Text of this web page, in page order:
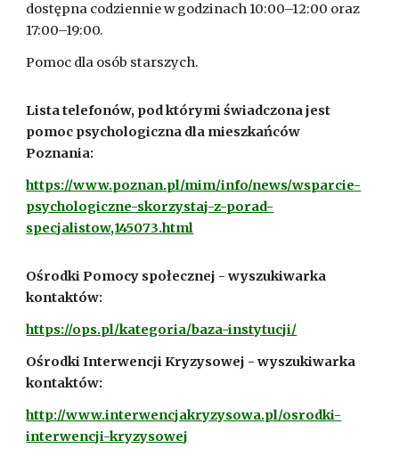
dostępna codziennie w godzinach 10:00–12:00 oraz
17:00–19:00.
Pomoc dla osób starszych.
Lista telefonów, pod którymi świadczona jest
pomoc psychologiczna dla mieszkańców
Poznania:
https://www.poznan.pl/mim/info/news/wsparcie-
psychologiczne-skorzystaj-z-porad-
specjalistow,145073.html
Ośrodki Pomocy społecznej - wyszukiwarka
kontaktów:
https://ops.pl/kategoria/baza-instytucji/
Ośrodki Interwencji Kryzysowej - wyszukiwarka
kontaktów:
http://www.interwencjakryzysowa.pl/osrodki-
interwencji-kryzysowej